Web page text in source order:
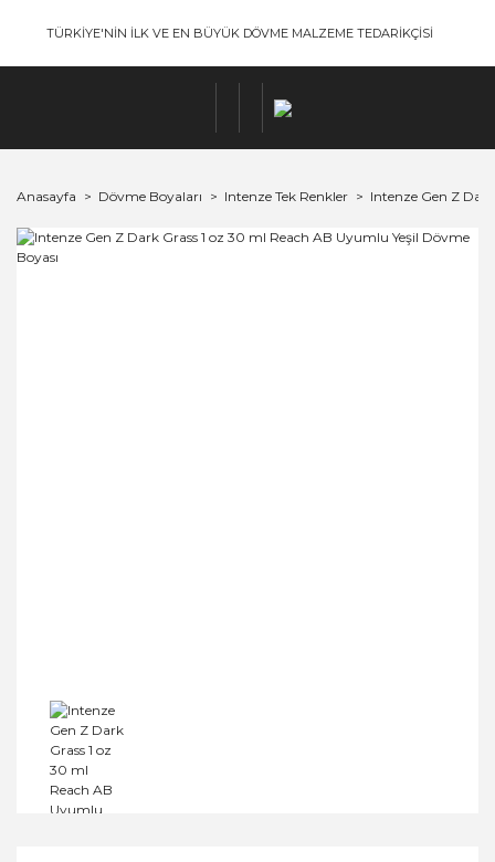
TÜRKİYE'NİN İLK VE EN BÜYÜK DÖVME MALZEME TEDARİKÇİSİ
Anasayfa Dövme Boyaları Intenze Tek Renkler Intenze Gen Z